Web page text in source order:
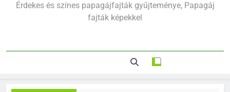
Mennyit alszik egy hullámos papagáj?
Érdekes és színes papagájfajták gyűjteménye, Papagáj
fajták képekkel